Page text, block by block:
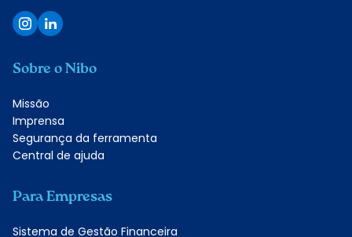
Sobre o Nibo
Missão
Imprensa
Segurança da ferramenta
Central de ajuda
Para Empresas
Sistema de Gestão Financeira